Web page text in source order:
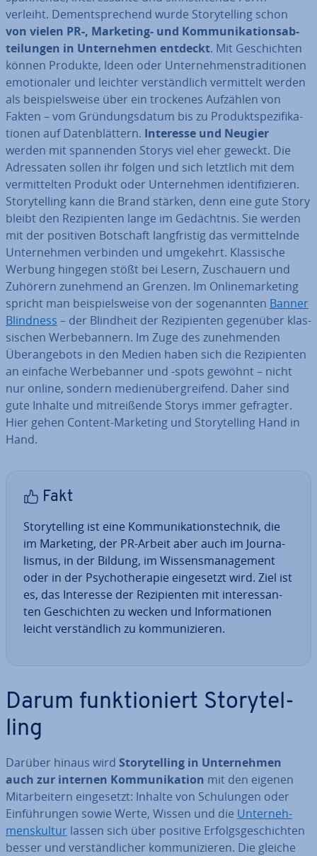
verleiht. Dem­entspre­chend wurde Sto­rytel­ling schon
von vielen PR-, Marketing- und Kom­mu­ni­ka­ti­ons­ab­
tei­lun­gen in Un­ter­neh­men entdeckt. Mit Ge­schich­ten
können Produkte, Ideen oder Un­ter­neh­mens­tra­di­tio­nen
emo­tio­na­ler und leichter ver­ständ­lich ver­mit­telt werden
als bei­spiels­wei­se über ein trockenes Aufzählen von
Fakten – vom Grün­dungs­da­tum bis zu Pro­dukt­spe­zi­fi­ka­
tio­nen auf Da­ten­blät­tern. Interesse und Neugier
werden mit span­nen­den Storys viel eher geweckt. Die
Adres­sa­ten sollen ihr folgen und sich letztlich mit dem
ver­mit­tel­ten Produkt oder Un­ter­neh­men iden­ti­fi­zie­ren.
Sto­rytel­ling kann die Brand stärken, denn eine gute Story
bleibt den Re­zi­pi­en­ten lange im Ge­dächt­nis. Sie werden
mit der positiven Botschaft lang­fris­tig das ver­mit­teln­de
Un­ter­neh­men verbinden und umgekehrt. Klas­si­sche
Werbung hingegen stößt bei Lesern, Zu­schau­ern und
Zuhörern zunehmend an Grenzen. Im On­line­mar­ke­ting
spricht man bei­spiels­wei­se von der so­ge­nann­ten Banner
Blindness – der Blindheit der Re­zi­pi­en­ten gegenüber klas­
si­schen Wer­be­ban­nern. Im Zuge des zu­neh­men­den
Über­an­ge­bots in den Medien haben sich die Re­zi­pi­en­ten
an einfache Wer­be­ban­ner und -spots gewöhnt – nicht
nur online, sondern me­di­en­über­grei­fend. Daher sind
gute Inhalte und mit­rei­ßen­de Storys immer gefragter.
Hier gehen Content-Marketing und Sto­rytel­ling Hand in
Hand.
Fakt
Sto­rytel­ling ist eine Kom­mu­ni­ka­ti­ons­tech­nik, die
im Marketing, der PR-Arbeit aber auch im Jour­na­
lis­mus, in der Bildung, im Wis­sens­ma­nage­ment
oder in der Psy­cho­the­ra­pie ein­ge­setzt wird. Ziel ist
es, das Interesse der Re­zi­pi­en­ten mit in­ter­es­san­
ten Ge­schich­ten zu wecken und In­for­ma­tio­nen
leicht ver­ständ­lich zu kom­mu­ni­zie­ren.
Darum funk­tio­niert Sto­rytel­
ling
Darüber hinaus wird Sto­rytel­ling in Un­ter­neh­men
auch zur internen Kom­mu­ni­ka­ti­on mit den eigenen
Mit­ar­bei­tern ein­ge­setzt: Inhalte von Schu­lun­gen oder
Ein­füh­run­gen sowie Werte, Wissen und die Un­ter­neh­
mens­kul­tur lassen sich über positive Er­folgs­ge­schich­ten
besser und ver­ständ­li­cher kom­mu­ni­zie­ren. Die gleiche